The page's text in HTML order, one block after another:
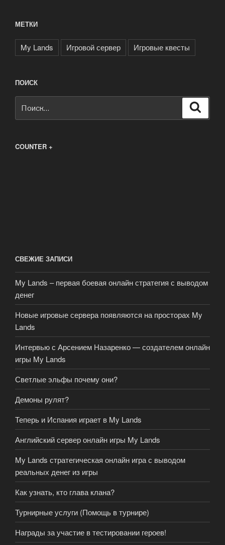
МЕТКИ
My Lands Игровой сервер Игровые квесты
ПОИСК
COUNTER +
СВЕЖИЕ ЗАПИСИ
My Lands – первая боевая онлайн стратегия с выводом
денег
Новые игровые сервера появляются на просторах My
Lands
Интервью с Арсением Назаренко — создателем онлайн
игры My Lands
Светлые эльфы почему они?
Демоны рулят?
Теперь и Испания играет в My Lands
Английский сервер онлайн игры My Lands
My Lands стратегическая онлайн игра с выводом
реальных денег из игры
Как узнать, кто глава клана?
Турнирные услуги (Помощь в турнире)
Награды за участие в тестировании героев!